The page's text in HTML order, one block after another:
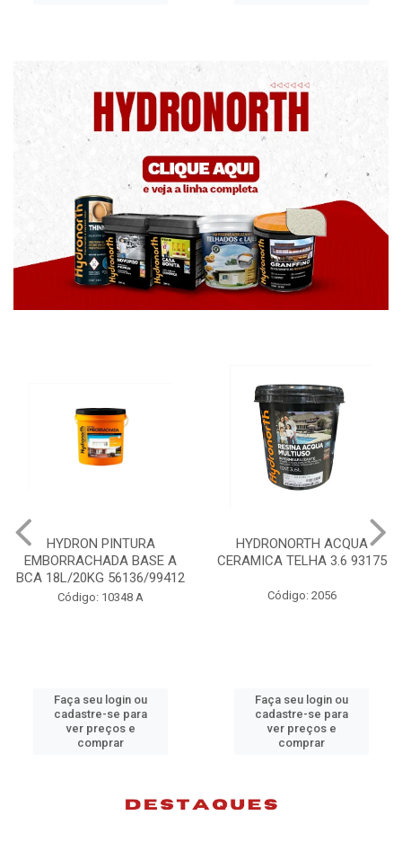
HYDRON PINTURA
EMBORRACHADA BASE A
BCA 18L/20KG 56136/99412
Código: 10348 A
Faça seu login ou
cadastre-se para
ver preços e
comprar
HYDRONORTH ACQUA
CERAMICA TELHA 3.6 93175
Código: 2056
Faça seu login ou
cadastre-se para
ver preços e
comprar